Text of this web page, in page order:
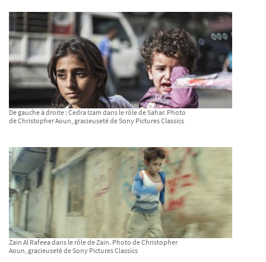
De gauche à droite : Cedra Izam dans le rôle de Sahar. Photo
de Christopher Aoun, gracieuseté de Sony Pictures Classics
Zain Al Rafeea dans le rôle de Zain. Photo de Christopher
Aoun, gracieuseté de Sony Pictures Classics